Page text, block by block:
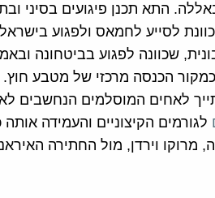
התא תכנן פיגועים בסיני
לסייע לחמאס ולפגוע
שכוונה לפגוע בביטחונה
הכנסה מרכזי של מטבע חוץ.
לאחים המוסלמים הנחשבים
לגורמים הקיצוניים והעמידה
מרוקו וירדן, מול החתירה